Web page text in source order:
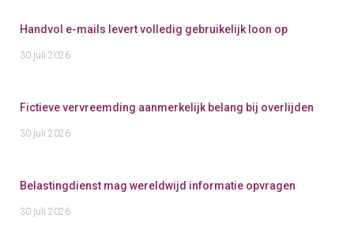
Handvol e-mails levert volledig gebruikelijk loon op
30 juli 2026
Fictieve vervreemding aanmerkelijk belang bij overlijden
30 juli 2026
Belastingdienst mag wereldwijd informatie opvragen
30 juli 2026